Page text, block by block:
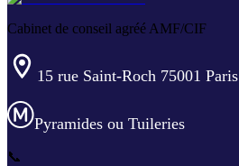
Cabinet de conseil agréé AMF/CIF
15 rue Saint-Roch 75001 Paris
Pyramides ou Tuileries
📞